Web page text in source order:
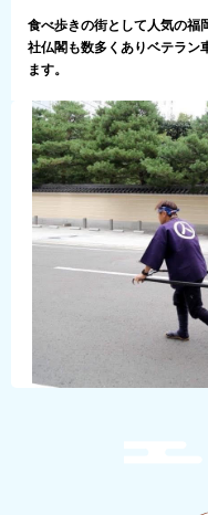
食べ歩きの街として人気の福
社仏閣も数多くありベテラン
ます。